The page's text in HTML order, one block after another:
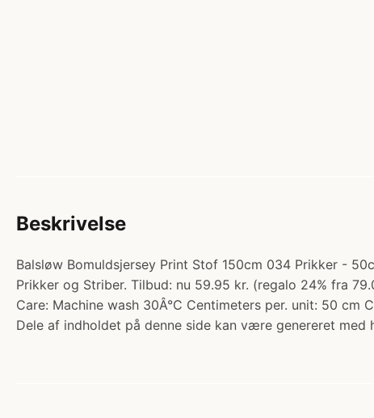
Beskrivelse
Balsløw Bomuldsjersey Print Stof 150cm 034 Prikker -
Prikker og Striber. Tilbud: nu 59.95 kr. (regalo 24% fra
Care: Machine wash 30Â°C Centimeters per. unit: 50
Dele af indholdet på denne side kan være genereret med